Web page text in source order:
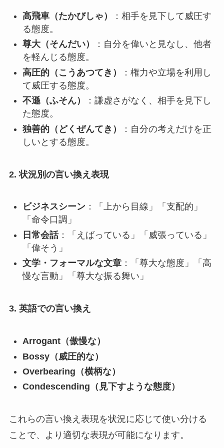
高飛車（たかびしゃ）
：相手を見下して威圧す
る態度。
尊大（そんだい）
：自分を偉いと見なし、他者
を軽んじる態度。
高圧的（こうあつてき）
：権力や立場を利用し
て威圧する態度。
不遜（ふそん）
：謙虚さがなく、相手を見下し
た態度。
独善的（どくぜんてき）
：自分の考えだけを正
しいとする態度。
2.状況別の言い換え表現
ビジネスシーン：「上から目線」「支配的」
「命令口調」
日常会話：「えばっている」「威張っている」
「偉そう」
文学・フォーマルな文章：「尊大な態度」「高
慢な言動」「尊大な振る舞い」
3. 英語での言い換え
Arrogant（傲慢な）
Bossy（威圧的な）
Overbearing （横柄な）
Condescending （見下すような態度）
これらの言い換え表現を状況に応じて使い分ける
ことで、より適切な表現が可能になります。